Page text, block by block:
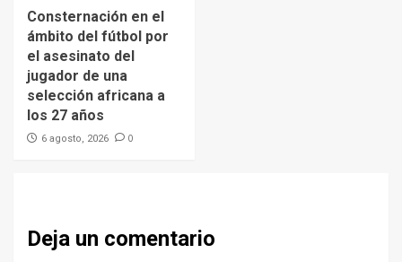
Consternación en el
ámbito del fútbol por
el asesinato del
jugador de una
selección africana a
los 27 años
6 agosto, 2026 0
Deja un comentario